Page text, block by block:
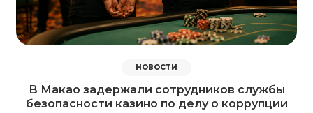
НОВОСТИ
В Макао задержали сотрудников службы
безопасности казино по делу о коррупции